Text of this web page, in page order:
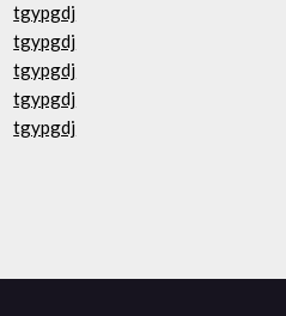
tgypgdj
tgypgdj
tgypgdj
tgypgdj
tgypgdj